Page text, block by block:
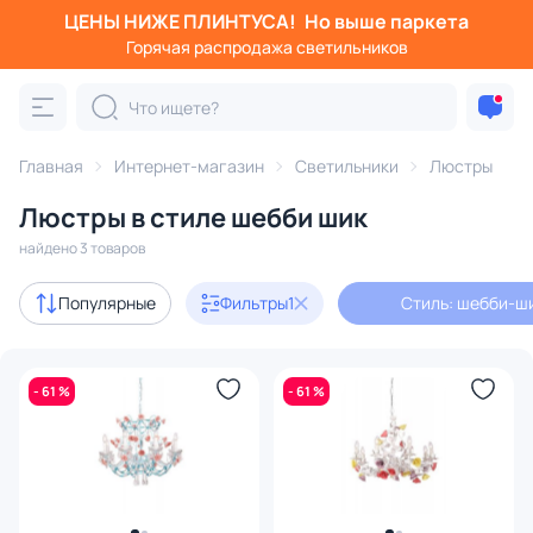
ЦЕНЫ НИЖЕ ПЛИНТУСА! Но выше паркета
Горячая распродажа светильников
Главная Интернет-магазин Светильники Люстры
Люстры в стиле шебби шик
найдено 3 товаров
Популярные Фильтры1 Стиль: шебби-
- 61 % - 61 %
Фильтры
Категория:
подвесные потолочные светодиодные
Акции 3
Цена